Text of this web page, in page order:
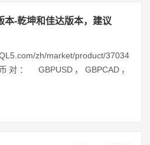
-乾坤和佳达版本，建议
zh/market/product/37034
： GBPUSD，GBPCAD，